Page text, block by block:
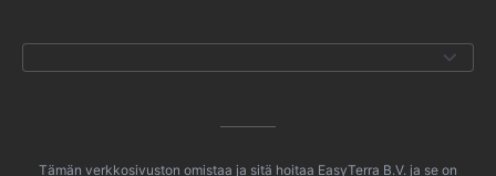
Tämän verkkosivuston omistaa ja sitä hoitaa EasyTerra B.V. ja se on